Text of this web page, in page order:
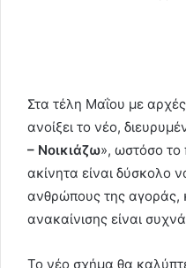
Στα τέλη Μαΐου με
ανοίξει το νέο,
– Νοικιάζω», ωστόσο το
ακίνητα είναι δύσκολο
ανθρώπους της αγοράς,
ανακαίνισης είναι
Το νέο σχήμα θα